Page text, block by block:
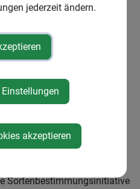
erstmals offiziell
Sortenname wird
noch festgelegt.
Fixpunkt
sich als zentrale
in der Region
Sorte der Apfel- und
kennt, kann diese richtig
geeignete Sorten
Sortenbestimmungsinitiative
jederzeit ändern.
akzeptieren